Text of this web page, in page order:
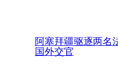
阿塞拜疆驱逐两名
国外交官